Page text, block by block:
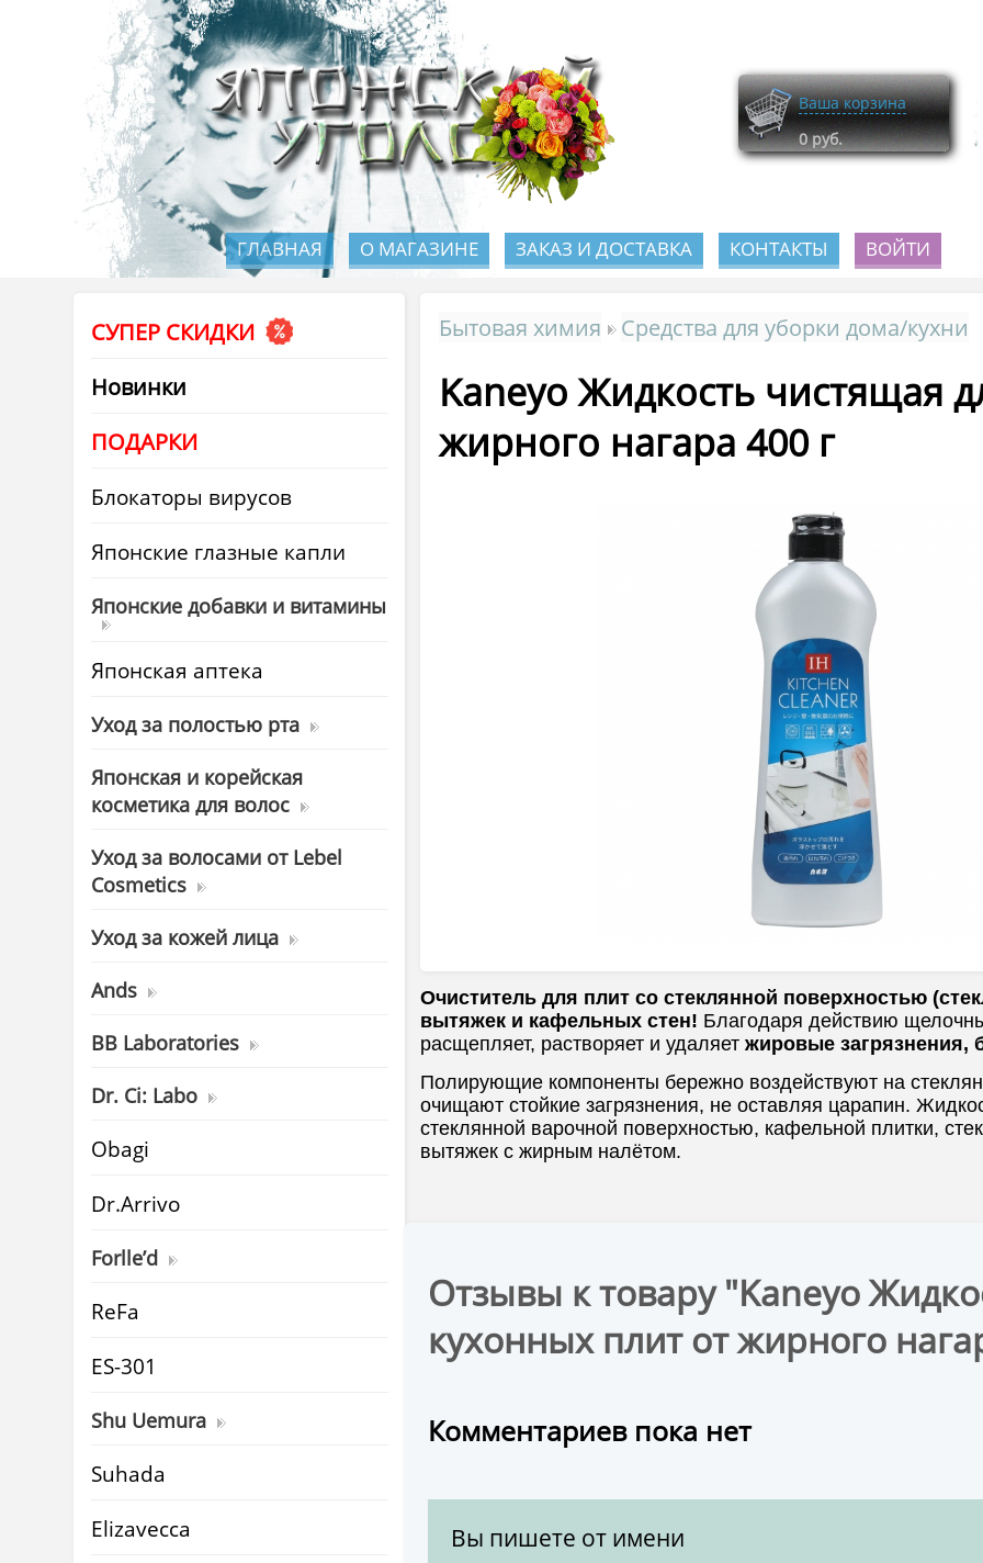
Ваша корзина
0 руб.
ГЛАВНАЯ О МАГАЗИНЕ ЗАКАЗ И ДОСТАВКА КОНТАКТЫ ВОЙТИ
СУПЕР СКИДКИ
Новинки
ПОДАРКИ
Блокаторы вирусов
Японские глазные капли
Японские добавки и витамины
Японская аптека
Уход за полостью рта
Японская и корейская
косметика для волос
Уход за волосами от Lebel
Cosmetics
Уход за кожей лица
Ands
BB Laboratories
Dr. Ci: Labo
Obagi
Dr.Arrivo
Forlle’d
ReFa
ES-301
Shu Uemura
Suhada
Elizavecca
Бытовая химия Средства для уборки дома/кухни
Kaneyo Жидкость чистящая
жирного нагара 400 г
Очиститель для плит со стеклянной поверхностью
вытяжек и кафельных стен! Благодаря действию
расщепляет, растворяет и удаляет жировые загрязнения,
Полирующие компоненты бережно воздействуют на
очищают стойкие загрязнения, не оставляя царапин.
стеклянной варочной поверхностью, кафельной плитки,
вытяжек с жирным налётом.
Отзывы к товару "Kaneyo
кухонных плит от жирного
Комментариев пока нет
Вы пишете от имени